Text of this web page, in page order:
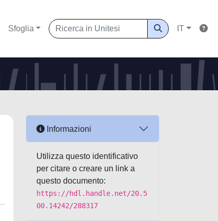
Sfoglia IT
Informazioni
Utilizza questo identificativo
per citare o creare un link a
questo documento:
https://hdl.handle.net/20.5
00.14242/288317